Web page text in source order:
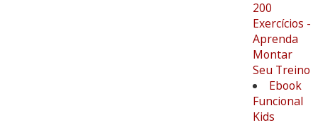
200
Exercícios -
Aprenda
Montar
Seu Treino
Ebook
Funcional
Kids